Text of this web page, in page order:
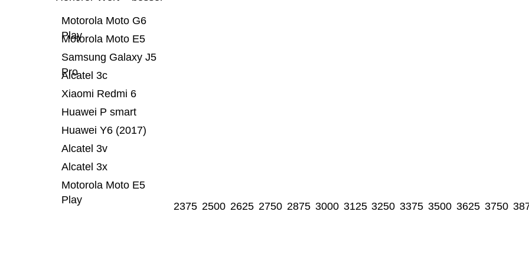
Motorola Moto E5
Play
Alcatel 3x
Alcatel 3v
Huawei Y6 (2017)
Huawei P smart
Xiaomi Redmi 6
Alcatel 3c
Samsung Galaxy J5
Pro
Motorola Moto E5
Motorola Moto G6
Play
2375 2500 2625 2750 2875 3000 3125 3250 3375 3500 3625 3750